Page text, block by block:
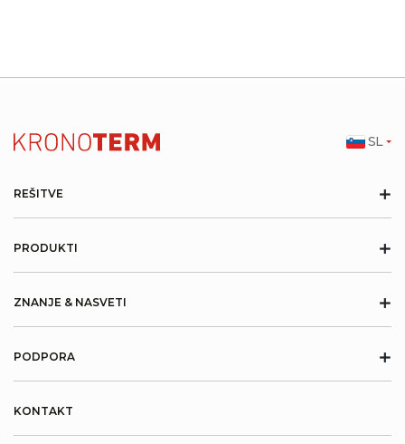
REŠITVE +
PRODUKTI +
ZNANJE & NASVETI +
PODPORA +
KONTAKT
SL